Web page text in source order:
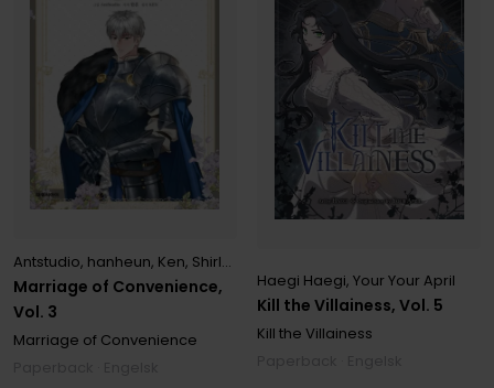
Marriage of Convenience,
Vol. 3
Antstudio, hanheun, Ken, Shirley Chen
Marriage of Convenience
Kill the Villainess, Vol. 5
Haegi Haegi,Your Your April
Kill the Villainess